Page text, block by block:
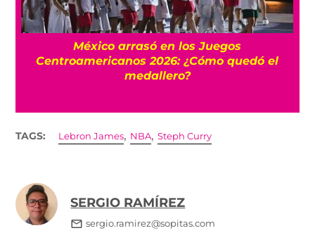
México arrasó en los Juegos
Centroamericanos 2026: ¿Cómo quedó el
medallero?
TAGS: Lebron James, NBA,Steph Curry
SERGIO RAMÍREZ
sergio.ramirez@sopitas.com